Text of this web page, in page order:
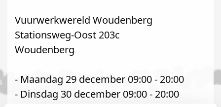
Vuurwerkwereld Woudenberg
Stationsweg-Oost 203c
Woudenberg
- Maandag 29 december 09:00 - 20:00
- Dinsdag 30 december 09:00 - 20:00